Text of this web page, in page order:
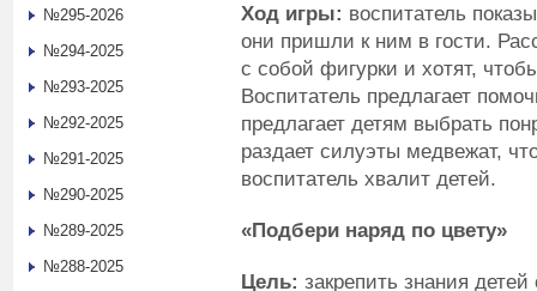
Ход игры: воспитатель
они пришли к ним в гости.
с собой фигурки и хотят,
Воспитатель предлагает
предлагает детям выбрать
раздает силуэты медвежат,
воспитатель хвалит детей.
«Подбери наряд по цвету»
Цель: закрепить знания детей
№295-2026
№294-2025
№293-2025
№292-2025
№291-2025
№290-2025
№289-2025
№288-2025